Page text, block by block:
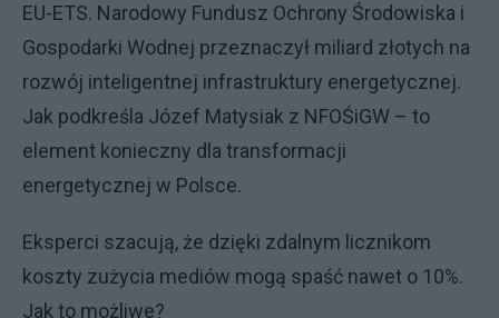
EU-ETS. Narodowy Fundusz Ochrony Środowiska i
Gospodarki Wodnej przeznaczył miliard złotych na
rozwój inteligentnej infrastruktury energetycznej.
Jak podkreśla Józef Matysiak z NFOŚiGW – to
element konieczny dla transformacji
energetycznej w Polsce.
Eksperci szacują, że dzięki zdalnym licznikom
koszty zużycia mediów mogą spaść nawet o 10%.
Jak to możliwe?